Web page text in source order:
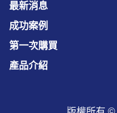
產品介紹
最新消息
成功案例
第一次購買